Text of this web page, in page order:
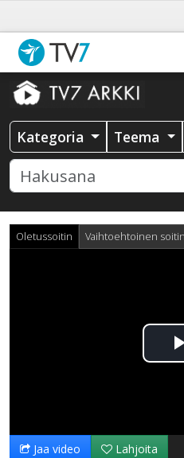
Kategoria Teema
Oletussoitin Vaihtoehtoinen soitin
Jaa video Lahjoita